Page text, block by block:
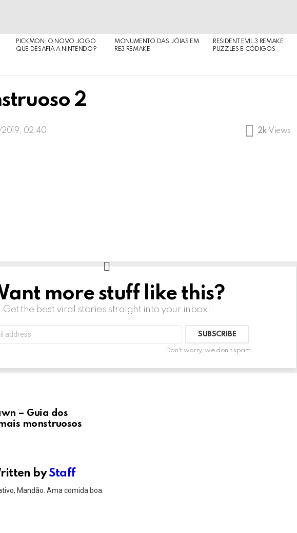
PICKMON: O NOVO JOGO
QUE DESAFIA A NINTENDO?
MONUMENTO DAS JÓIAS EM
RE3 REMAKE
RESIDENT EVIL 3 REMAKE
PUZZLES E CÓDIGOS
2
2019, 02:40 2k Views
more stuff like this?
Get the best viral stories straight into your inbox!
Don't worry, we don't spam
– Guia dos
monstruosos
byStaff
Mandão. Ama comida boa.